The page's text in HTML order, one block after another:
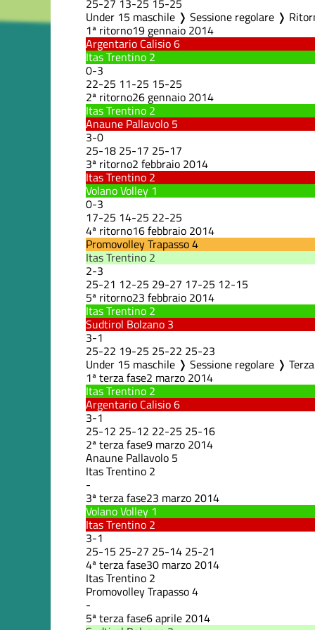
Under 15 maschile ❭ Sessione regolare ❭
1ª ritorno19 gennaio 2014
Argentario Calisio6
Itas Trentino 2
0-3
22-25 11-25 15-25
2ª ritorno26 gennaio 2014
Itas Trentino 2
Anaune Pallavolo 5
3-0
25-18 25-17 25-17
3ª ritorno2 febbraio 2014
Itas Trentino 2
Volano Volley 1
0-3
17-25 14-25 22-25
4ª ritorno16 febbraio 2014
Promovolley Trapasso4
Itas Trentino 2
2-3
25-21 12-25 29-27 17-25 12-15
5ª ritorno23 febbraio 2014
Itas Trentino 2
Sudtirol Bolzano 3
3-1
25-22 19-25 25-22 25-23
Under 15 maschile ❭ Sessione regolare ❭
1ª terza fase2 marzo 2014
Itas Trentino 2
Argentario Calisio6
3-1
25-12 25-12 22-25 25-16
2ª terza fase9 marzo 2014
Anaune Pallavolo 5
Itas Trentino 2
-
3ª terza fase23 marzo 2014
Volano Volley 1
Itas Trentino 2
3-1
25-15 25-27 25-14 25-21
4ª terza fase30 marzo 2014
Itas Trentino 2
Promovolley Trapasso4
-
5ª terza fase6 aprile 2014